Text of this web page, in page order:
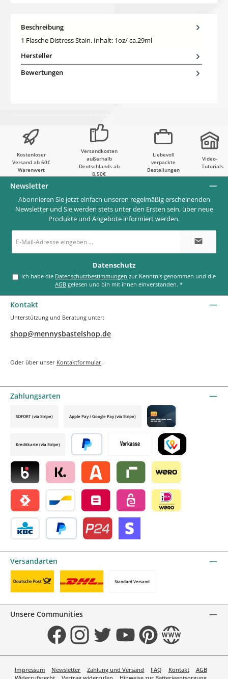
Beschreibung
1 Flasche Distress Stain. Inhalt: 1oz/ ca.29ml
Hersteller
Bewertungen
Kostenloser
Versand ab 60€
Warenwert
Versandkosten
außerhalb
Deutschlands ab
8,50€
Liebevoll
verpackte
Bestellungen
Video-
Tutorials
Newsletter
Abonnieren Sie jetzt einfach unseren regelmäßig erscheinenden
Newsletter und Sie werden stets unter den Ersten sein, über neue
Produkte und Angebote informiert werden.
E-
Mail-
*
Datenschutz
Ich habe die Datenschutzbestimmungen
AGB gelesen und bin mit ihnen einverstanden.*
Kontakt
Unterstützung und Beratung unter:
shop@mennysbastelshop.de
Oder über unser Kontaktformular.
Zahlungsarten
Vorkasse TWINT by mollie
Blik by mollieKlarna by mollieAlma by mollieRiverty by mollie
Wero
Satispay by mollieBancontact by mollie
Belfius by mollieeps by mollie
SOFORT (via Stripe) Apple Pay / Google Pay (via Stripe)
Credit card by mollie
Kreditkarte (via Stripe)
Später bezahlen
Versandarten
Standard Versand
Unsere Communities
FacebookInstagramTwitter YouTubePinterestWebsite
Impressum Newsletter Zahlung und Versand FAQ Kontakt
AGB